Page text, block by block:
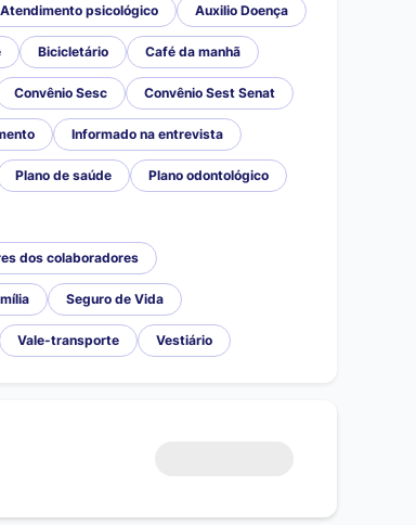
Atendimento psicológico Auxilio Doença
Bicicletário Café da manhã
Convênio Sesc Convênio Sest Senat
Informado na entrevista
Plano de saúde Plano odontológico
dos colaboradores
Seguro de Vida
Vale-transporte Vestiário